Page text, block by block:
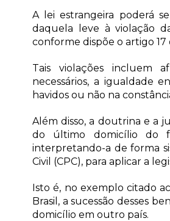
A lei estrangeira poderá
daquela leve à violação
conforme dispõe o artigo 17
Tais violações incluem
necessários, a igualdade
havidos ou não na
Além disso, a doutrina e a
do último domicílio do
interpretando-a de forma
Civil (CPC), para aplicar a
Isto é, no exemplo citado
Brasil, a sucessão desses
domicílio em outro país.